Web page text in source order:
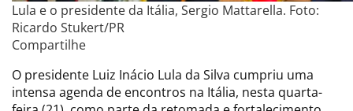
Lula e o presidente da Itália, Sergio Mattarella. Foto:
Ricardo Stukert/PR
Compartilhe
O presidente Luiz Inácio Lula da Silva cumpriu uma
intensa agenda de encontros na Itália, nesta quarta-